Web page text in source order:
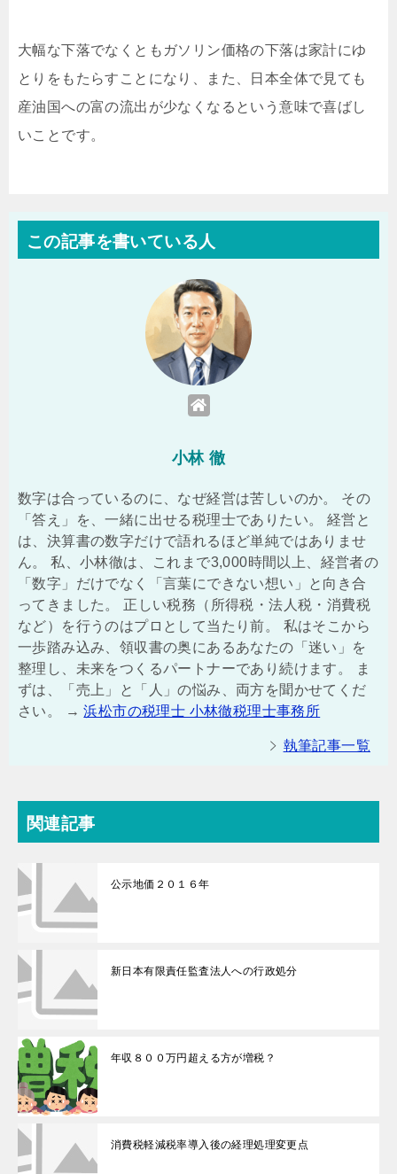
大幅な下落でなくともガソリン価格の下落は家計にゆ
とりをもたらすことになり、また、日本全体で見ても
産油国への富の流出が少なくなるという意味で喜ばし
いことです。
この記事を書いている人
小林 徹
数字は合っているのに、なぜ経営は苦しいのか。 その
「答え」を、一緒に出せる税理士でありたい。 経営と
は、決算書の数字だけで語れるほど単純ではありませ
ん。 私、小林徹は、これまで3,000時間以上、経営者の
「数字」だけでなく「言葉にできない想い」と向き合
ってきました。 正しい税務（所得税・法人税・消費税
など）を行うのはプロとして当たり前。 私はそこから
一歩踏み込み、領収書の奥にあるあなたの「迷い」を
整理し、未来をつくるパートナーであり続けます。 ま
ずは、「売上」と「人」の悩み、両方を聞かせてくだ
さい。 →浜松市の税理士 小林徹税理士事務所
執筆記事一覧
関連記事
公示地価２０１６年
新日本有限責任監査法人への行政処分
年収８００万円超える方が増税？
消費税軽減税率導入後の経理処理変更点